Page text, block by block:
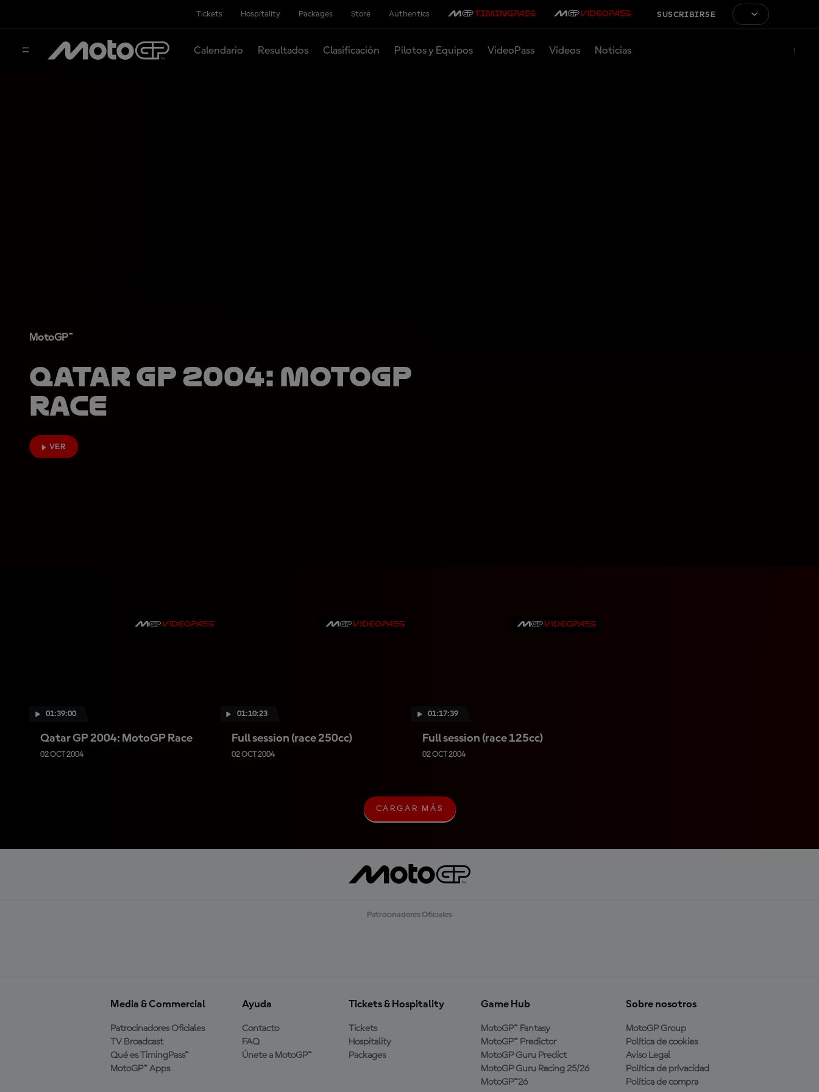
Tickets Hospitality Packages Store Authentics SUSCRIBIRSE
Calendario Resultados Clasificación Pilotos y Equipos VideoPass Vídeos Noticias
MotoGP™
Qatar GP 2004: MotoGP
Race
VER
01:39:00
Qatar GP 2004: MotoGP Race
02 OCT 2004
01:10:23
Full session (race 250cc)
02 OCT 2004
01:17:39
Full session (race 125cc)
02 OCT 2004
C
A
R
Á
CARGAR MÁS
Patrocinadores Oficiales
Media & Commercial
Patrocinadores Oficiales
TV Broadcast
Qué es TimingPass™
MotoGP™ Apps
Ayuda
Contacto
FAQ
Únete a MotoGP™
Tickets & Hospitality
Tickets
Hospitality
Packages
Game Hub
MotoGP™ Fantasy
MotoGP™ Predictor
MotoGP Guru Predict
MotoGP Guru Racing 25/26
MotoGP™26
Sobre nosotros
MotoGP Group
Política de cookies
Aviso Legal
Política de privacidad
Política de compra